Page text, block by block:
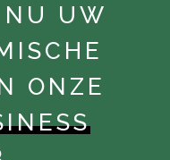
NU UW
ONZE